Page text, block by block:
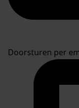
Doorsturen per